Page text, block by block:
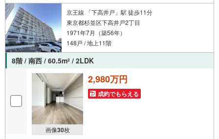
京王線 「下高井戸」駅 徒歩11分
東京都杉並区下高井戸2丁目
1971年7月（築56年）
148戸 / 地上11階
8階 / 南西 / 60.5m2 / 2LDK
画像30枚
2,980万円
成約でもらえる